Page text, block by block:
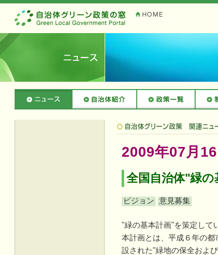
2009年07月
全国自治体"緑
ビジョン 意見募集
"緑の基本計画"を策定して
本計画とは、平成６年の
設された"緑地の保全およ